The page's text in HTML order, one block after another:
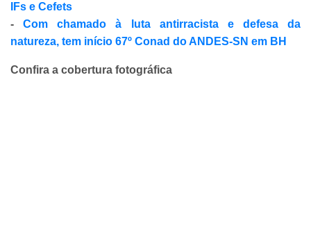
IFs e Cefets
-Com chamado à luta antirracista e defesa da
natureza, tem início 67º Conad do ANDES-SN em BH
Confira a cobertura fotográfica